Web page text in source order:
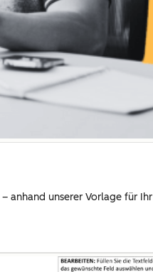
anhand unserer Vorlage für Ihr